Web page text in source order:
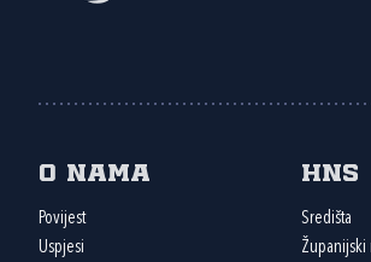
O nama
Povijest
Uspjesi
HNS
Središta